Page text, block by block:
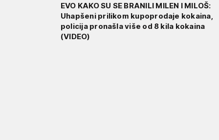
EVO KAKO SU SE BRANILI MILEN I MILOŠ:
Uhapšeni prilikom kupoprodaje kokaina,
policija pronašla više od 8 kila kokaina
(VIDEO)